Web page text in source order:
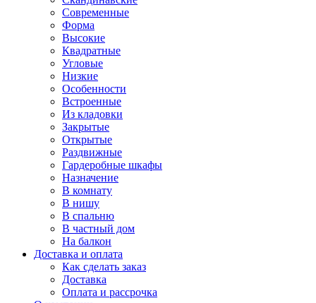
Современные
Форма
Высокие
Квадратные
Угловые
Низкие
Особенности
Встроенные
Из кладовки
Закрытые
Открытые
Раздвижные
Гардеробные шкафы
Назначение
В комнату
В нишу
В спальню
В частный дом
На балкон
Доставка и оплата
Как сделать заказ
Доставка
Оплата и рассрочка